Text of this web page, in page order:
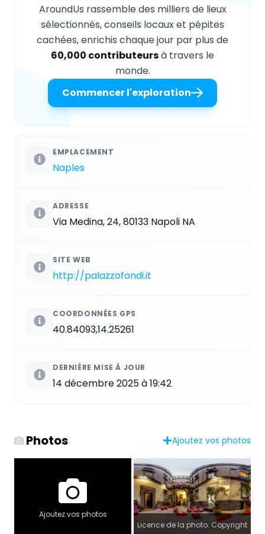
AroundUs rassemble des milliers de lieux
sélectionnés, conseils locaux et pépites
cachées, enrichis chaque jour par plus de
60,000 contributeursà travers le
monde.
Commencer l'exploration
EMPLACEMENT
Naples
ADRESSE
Via Medina, 24, 80133 Napoli NA
SITE WEB
http://palazzofondi.it
COORDONNÉES GPS
40.84093,14.25261
DERNIÈRE MISE À JOUR
14 décembre 2025 à 19:42
Photos Ajoutez vos photos
Ajoutez vos photos
Licence de la photo: Copyright